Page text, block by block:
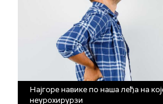
Најгоре навике по наша леђа на
неурохирурзи